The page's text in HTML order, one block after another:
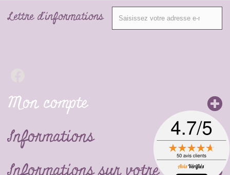
Lettre d'informations
Mon compte
Informations